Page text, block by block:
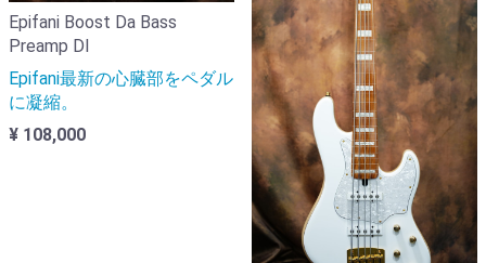
Epifani Boost Da Bass
Preamp DI
Epifani最新の心臓部をペダル
に凝縮。
¥ 108,000